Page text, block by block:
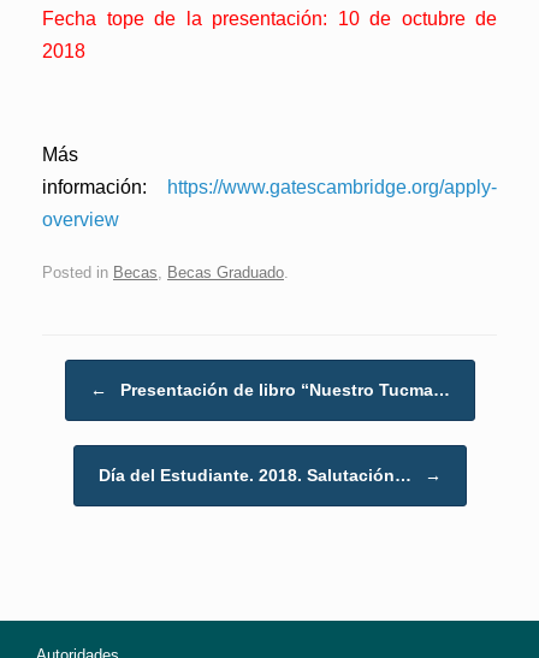
Fecha tope de la presentación: 10 de octubre de
2018
Más
información:
https://www.gatescambridge.org/apply-
overview
Posted in Becas Becas Graduado
← Presentación de libro “Nuestro Tucma…
Día del Estudiante. 2018. Salutación… →
Autoridades